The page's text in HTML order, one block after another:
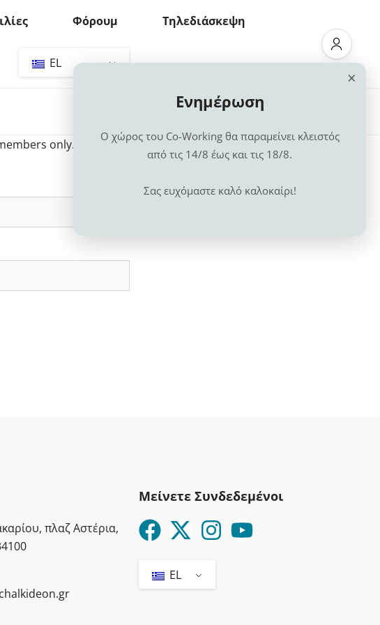
Φόρουμ Τηλεδιάσκεψη
EL
only.
πλαζ Αστέρια,
Μείνετε Συνδεδεμένοι
EL
×
Ενημέρωση
Ο χώρος του Co-Working θα παραμείνει κλειστός
από τις 14/8 έως και τις 18/8.
Σας ευχόμαστε καλό καλοκαίρι!